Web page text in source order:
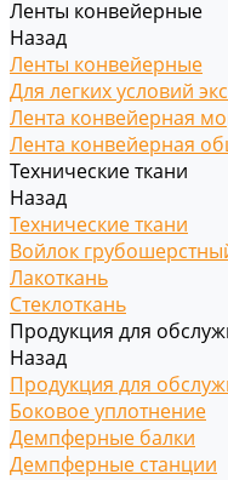
Ленты конвейерные
Назад
Ленты конвейерные
Для легких условий
Лента конвейерная
Лента конвейерная
Технические ткани
Назад
Технические ткани
Войлок
Лакоткань
Стеклоткань
Продукция для
Назад
Продукция для
Боковое уплотнение
Демпферные балки
Демпферные станции